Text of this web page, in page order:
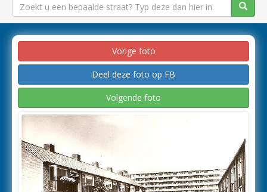
Vorige foto
Deel deze foto op FB
Volgende foto